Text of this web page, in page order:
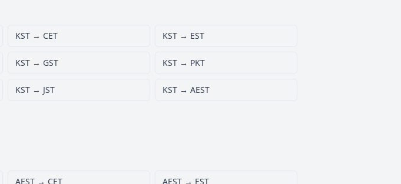
KST → CET KST → EST
KST → GST KST → PKT
KST → JST KST → AEST
AEST → CET AEST → EST